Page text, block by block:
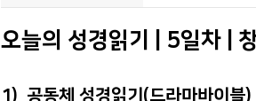
오늘의 성경읽기 | 5일차 |
1) 공동체 성경읽기(드라마바이블)